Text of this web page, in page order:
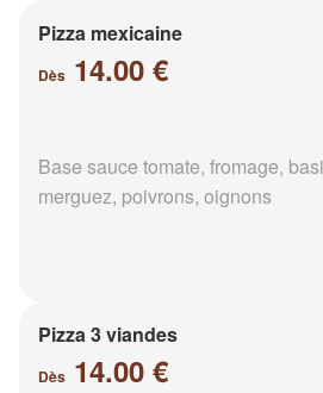
Pizza mexicaine
Dès 14.00 €
Base sauce tomate, fromage,
merguez, poivrons, oignons
Pizza 3 viandes
Dès 14.00 €